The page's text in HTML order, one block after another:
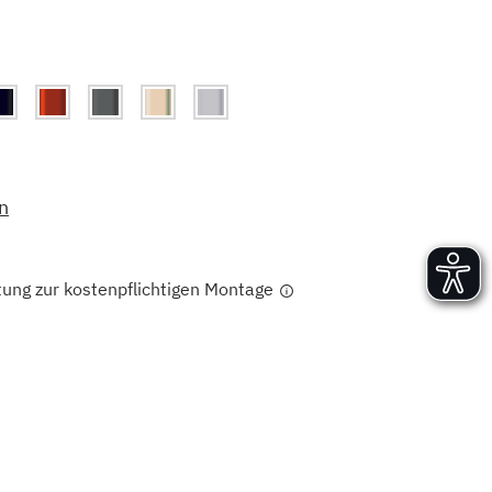
zur kostenpflichtigen Montage